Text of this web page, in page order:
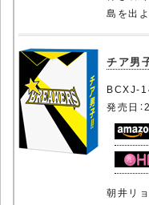
島を出
チア男
BCXJ-
発売日
朝井リ